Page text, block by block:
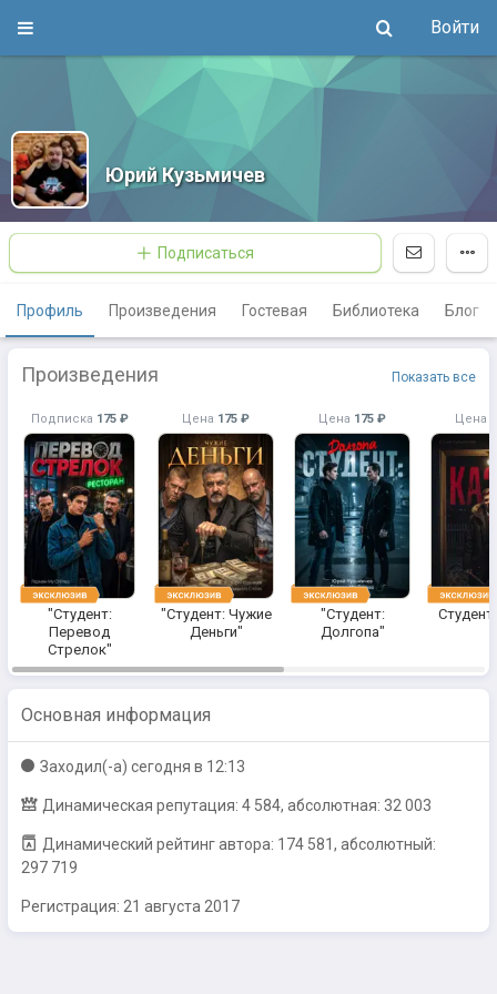
Войти
Юрий Кузьмичев
Подписаться
Профиль Произведения Гостевая Библиотека Блог
Произведения Показать все
Подписка 175 ₽
"Студент:
Перевод
Стрелок"
Цена 175 ₽
"Студент: Чужие
Деньги"
Цена 175 ₽
"Студент:
Долгопа"
Цена
Основная информация
Заходил(-a) сегодня в 12:13
Динамическая репутация: 4 584, абсолютная: 32 003
Динамический рейтинг автора: 174 581, абсолютный:
297 719
Регистрация: 21 августа 2017